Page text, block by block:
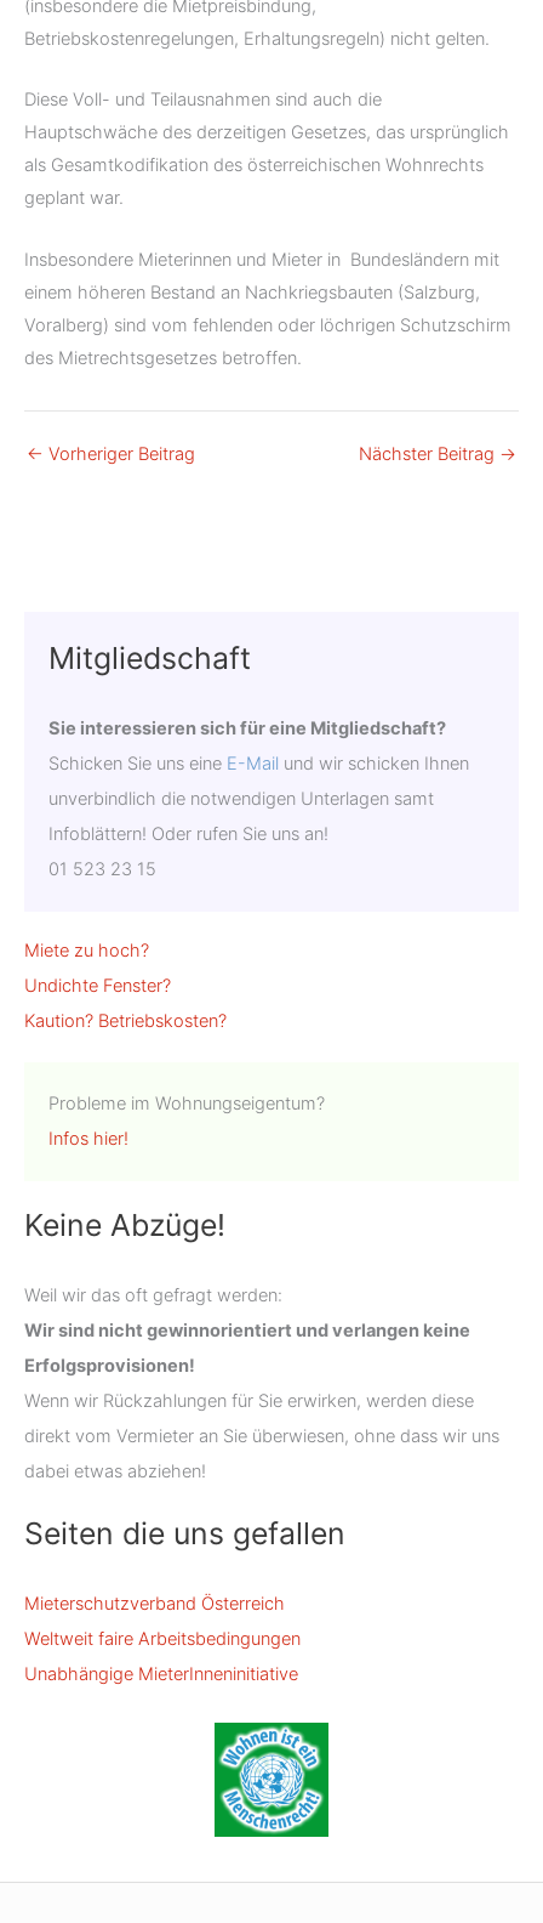
(insbesondere die Mietpreisbindung,
Betriebskostenregelungen, Erhaltungsregeln) nicht gelten.
Diese Voll- und Teilausnahmen sind auch die
Hauptschwäche des derzeitigen Gesetzes, das ursprünglich
als Gesamtkodifikation des österreichischen Wohnrechts
geplant war.
Insbesondere Mieterinnen und Mieter in Bundesländern mit
einem höheren Bestand an Nachkriegsbauten (Salzburg,
Voralberg) sind vom fehlenden oder löchrigen Schutzschirm
des Mietrechtsgesetzes betroffen.
← Vorheriger Beitrag Nächster Beitrag →
Mitgliedschaft
Sie interessieren sich für eine Mitgliedschaft?
Schicken Sie uns eine E-Mail und wir schicken Ihnen
unverbindlich die not­wendigen Unterlagen samt
Infoblättern! Oder rufen Sie uns an!
01 523 23 15
Miete zu hoch?
Undichte Fenster?
Kaution? Betriebskosten?
Probleme im Wohnungseigentum?
Infos hier!
Keine Abzüge!
Weil wir das oft gefragt werden:
Wir sind nicht gewinnorientiert und verlangen keine
Erfolgsprovisionen!
Wenn wir Rückzahlungen für Sie erwirken, werden diese
direkt vom Vermieter an Sie überwiesen, ohne dass wir uns
dabei etwas abziehen!
Seiten die uns gefallen
Mieterschutzverband Österreich
Weltweit faire Arbeitsbedingungen
Unabhängige MieterInneninitiative